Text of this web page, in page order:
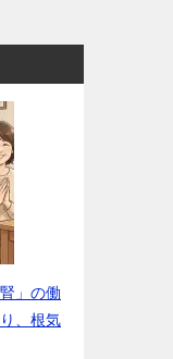
」の働
、根気